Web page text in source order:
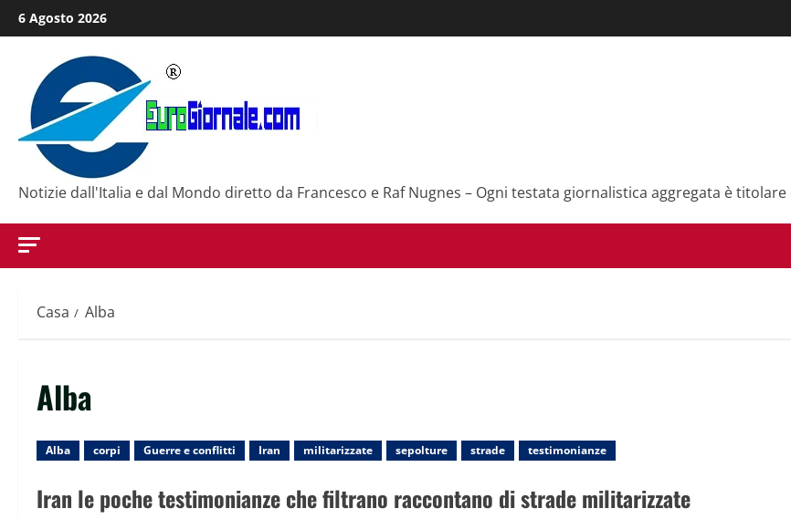
Salta
al
contenuto
6 Agosto 2026
Notizie dall'Italia e dal Mondo diretto da Francesco e Raf Nugnes – Ogni testata giornalistica aggregata è
Casa Alba
Alba
Alba corpi Guerre e conflitti Iran militarizzate sepolture strade testimonianze
Iran le poche testimonianze che filtrano raccontano di strade militarizzate